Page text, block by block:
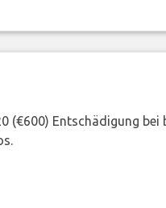
(€600) Entschädigung bei